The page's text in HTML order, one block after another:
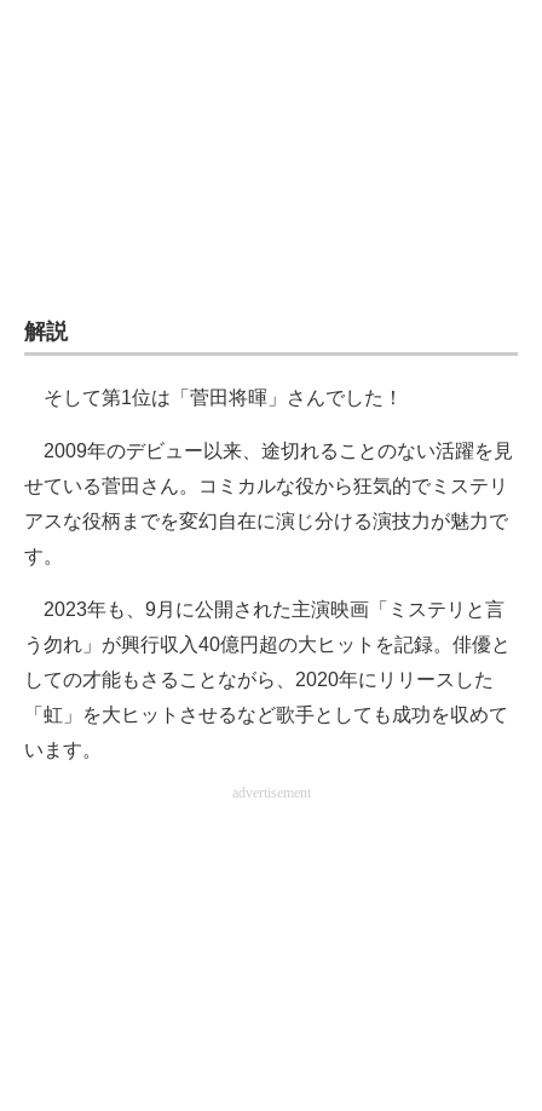
解説
そして第1位は「菅田将暉」さんでした！
2009年のデビュー以来、途切れることのない活躍を見
せている菅田さん。コミカルな役から狂気的でミステリ
アスな役柄までを変幻自在に演じ分ける演技力が魅力で
す。
2023年も、9月に公開された主演映画「ミステリと言
う勿れ」が興行収入40億円超の大ヒットを記録。俳優と
しての才能もさることながら、2020年にリリースした
「虹」を大ヒットさせるなど歌手としても成功を収めて
います。
advertisement